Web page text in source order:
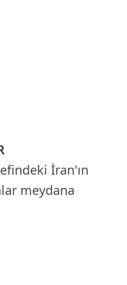
İran'ın
meydana